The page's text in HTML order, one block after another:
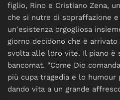
figlio, Rino e Cristiano Zena,
che si nutre di sopraffazione
un'esistenza orgogliosa
giorno decidono che è
svolta alle loro vite. Il piano è
bancomat. "Come Dio
più cupa tragedia e lo humour
dando vita a un grande